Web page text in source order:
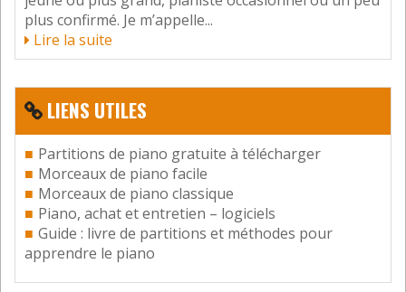
E-mail*
Site web
plus confirmé. Je m’appelle...
Lire la suite
LIENS UTILES
Partitions de piano gratuite à télécharger
Morceaux de piano facile
Morceaux de piano classique
Piano, achat et entretien – logiciels
Guide : livre de partitions et méthodes pour
apprendre le piano